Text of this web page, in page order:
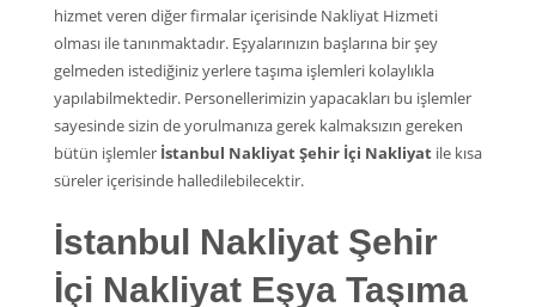
hizmet veren diğer firmalar içerisinde Nakliyat Hizmeti
olması ile tanınmaktadır. Eşyalarınızın başlarına bir şey
gelmeden istediğiniz yerlere taşıma işlemleri kolaylıkla
yapılabilmektedir. Personellerimizin yapacakları bu işlemler
sayesinde sizin de yorulmanıza gerek kalmaksızın gereken
bütün işlemler İstanbul Nakliyat Şehir İçi Nakliyat ile kısa
süreler içerisinde halledilebilecektir.
İstanbul Nakliyat Şehir
İçi Nakliyat Eşya Taşıma